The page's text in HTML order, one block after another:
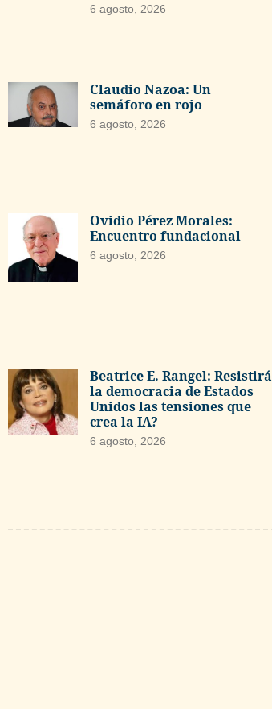
6 agosto, 2026
Claudio Nazoa: Un
semáforo en rojo
6 agosto, 2026
Ovidio Pérez Morales:
Encuentro fundacional
6 agosto, 2026
Beatrice E. Rangel: Resistirá
la democracia de Estados
Unidos las tensiones que
crea la IA?
6 agosto, 2026